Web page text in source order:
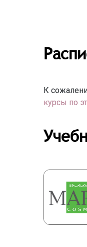
К
курсы по